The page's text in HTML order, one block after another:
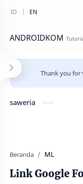
ANDROIDKOM
Thank you
saweria
Beranda ML
Link Google